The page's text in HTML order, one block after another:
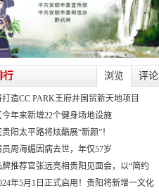
浏览 评论
行
造CC PARK王府井国贸新天地项目
今年来新增22个健身场地设施
贵阳太平路将炫酷展“新颜”！
周海媚因病去世，年仅57岁
推荐官张远亮相贵阳见面会，以“简约
年5月1日正式启用！贵阳将新增一文化